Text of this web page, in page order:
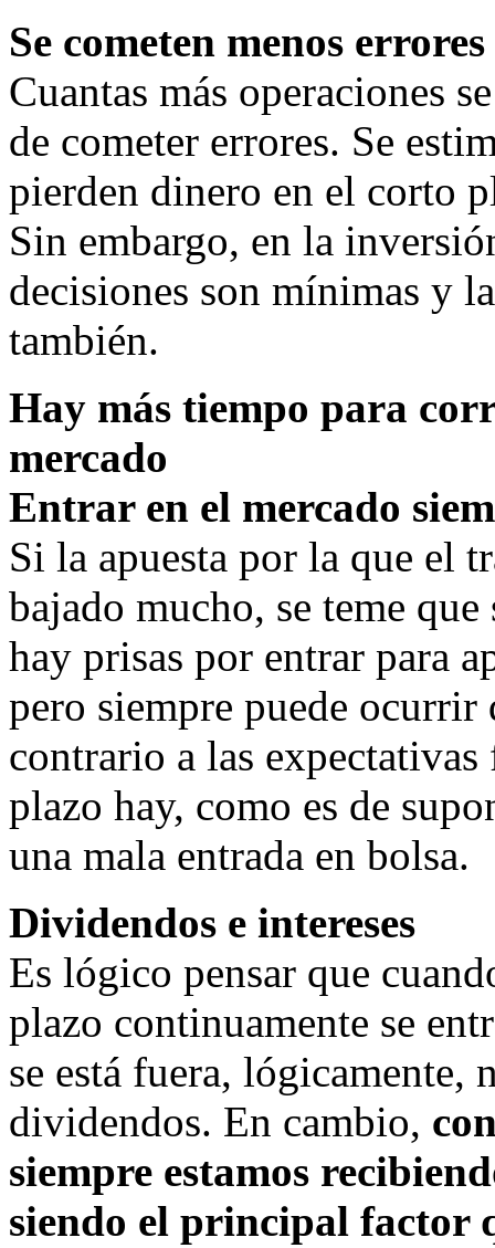
Se cometen menos errores
Cuantas más operaciones
de cometer errores. Se
pierden dinero en el corto
Sin embargo, en la
decisiones son mínimas y
también.
Hay más tiempo para
mercado
Entrar en el mercado
Si la apuesta por la que el
bajado mucho, se teme
hay prisas por entrar para
pero siempre puede ocurrir
contrario a las
plazo hay, como es de
una mala entrada en bolsa.
Dividendos e intereses
Es lógico pensar que
plazo continuamente se
se está fuera, lógicamente,
dividendos. En cambio,
siempre estamos
siendo el principal factor